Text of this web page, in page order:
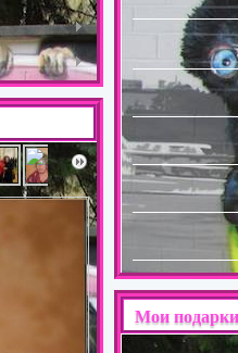
Мои подарки